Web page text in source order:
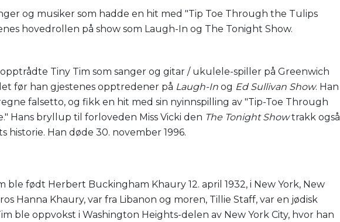
og musiker som hadde en hit med "Tip Toe Through the Tulips
hovedrollen på show som Laugh-In og The Tonight Show.
opptrådte Tiny Tim som sanger og gitar / ukulele-spiller på Greenwich
før han gjestenes opptredener på Laugh-In og Ed Sullivan Show. Han
falsetto, og fikk en hit med sin nyinnspilling av "Tip-Toe Through
Hans bryllup til forloveden Miss Vicki den The Tonight Showtrakk også
historie. Han døde 30. november 1996.
ble født Herbert Buckingham Khaury 12. april 1932, i New York, New
Hanna Khaury, var fra Libanon og moren, Tillie Staff, var en jødisk
ble oppvokst i Washington Heights-delen av New York City, hvor han